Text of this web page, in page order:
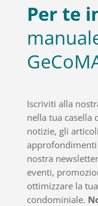
Per te
Iscriviti alla
nella tua casella
notizie, gli
approfondimenti
nostra
eventi,
ottimizzare la
condominiale.